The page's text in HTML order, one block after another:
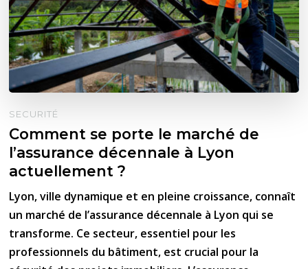
SECURITÉ
Comment se porte le marché de
l’assurance décennale à Lyon
actuellement ?
Lyon, ville dynamique et en pleine croissance, connaît
un marché de l’assurance décennale à Lyon qui se
transforme. Ce secteur, essentiel pour les
professionnels du bâtiment, est crucial pour la